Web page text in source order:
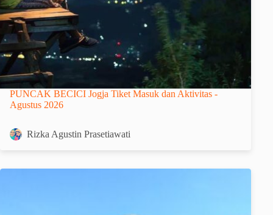
PUNCAK BECICI Jogja Tiket Masuk dan Aktivitas -
Agustus 2026
Rizka Agustin Prasetiawati